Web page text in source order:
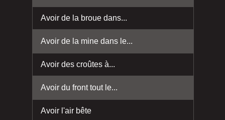
Avoir de la broue dans...
Avoir de la mine dans le...
Avoir des croûtes à...
Avoir du front tout le...
Avoir l'air bête